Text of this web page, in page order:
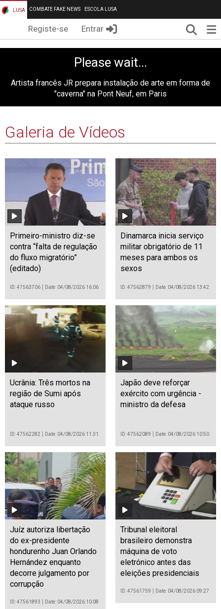
LUSA COMBATE FAKE NEWS ESCOLA LUSA
Registe-se Entrar
Please wait...
Artista francês JR prepara instalação de arte em forma de
"caverna" na Pont Neuf, em Paris
Galeria de Vídeos
Primeiro-ministro diz-se
contra “falta de regulação
do fluxo migratório”
(editado)
ID: 47563706 Date: 04/08/2026 16:06
Dinamarca inicia serviço
militar obrigatório de 11
meses para ambos os
sexos
ID: 47562879 Date: 04/08/2026 13:42
Ucrânia: Três mortos na
região de Sumi após
ataque russo
ID: 47562282 Date: 04/08/2026 11:31
Japão deve reforçar
exército com urgência -
ministro da defesa
ID: 47562089 Date: 04/08/2026 10:50
Juíz autoriza libertação
do ex-presidente
hondurenho Juan Orlando
Hernández enquanto
decorre julgamento por
corrupção
ID: 47561893 Date: 04/08/2026 10:08
Tribunal eleitoral
brasileiro demonstra
máquina de voto
eletrónico antes das
eleições presidenciais
ID: 47561759 Date: 04/08/2026 09:27